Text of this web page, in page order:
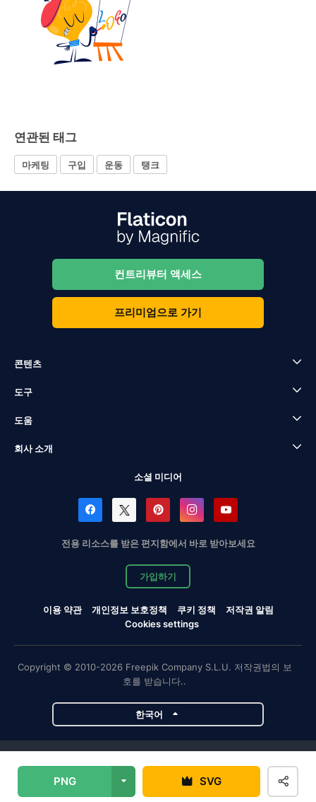
PNG SVG
연관된 태그
마케팅 구입 운동 탱크
컨트리뷰터 액세스
프리미엄으로 가기
콘텐츠
도구
도움
회사 소개
소셜 미디어
전용 리소스를 받은 편지함에서 바로 받아보세요
가입하기
이용 약관 개인정보 보호정책 쿠키 정책
저작권 알림
Cookies settings
Copyright © 2010-2026 Freepik Company S.L.U. 저작권법의 보
호를 받습니다..
한국어